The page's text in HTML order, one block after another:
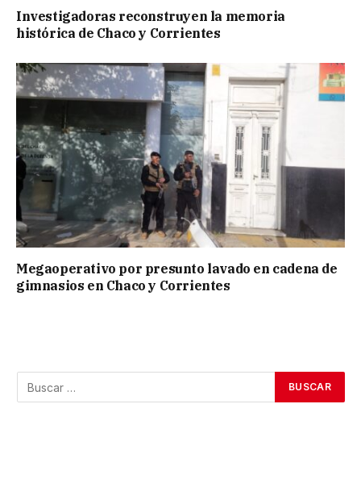
Investigadoras reconstruyen la memoria
histórica de Chaco y Corrientes
Megaoperativo por presunto lavado en cadena de
gimnasios en Chaco y Corrientes